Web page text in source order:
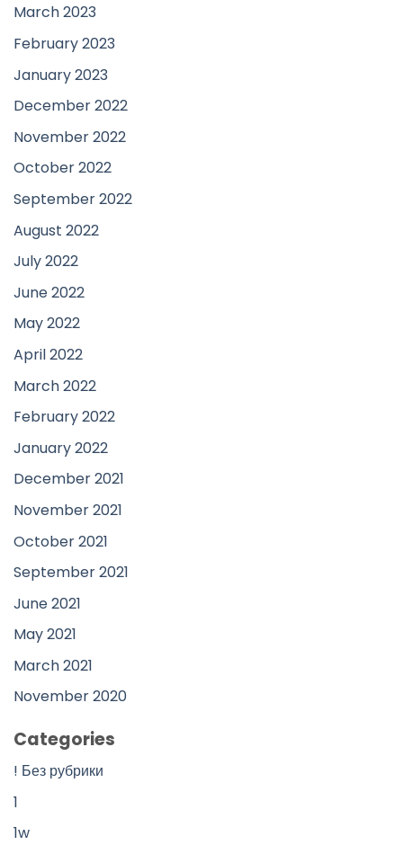
March 2023
February 2023
January 2023
December 2022
November 2022
October 2022
September 2022
August 2022
July 2022
June 2022
May 2022
April 2022
March 2022
February 2022
January 2022
December 2021
November 2021
October 2021
September 2021
June 2021
May 2021
March 2021
November 2020
Categories
! Без рубрики
1
1w